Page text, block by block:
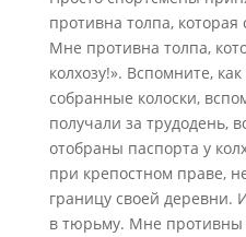
противна толпа, которая
Мне противна толпа,
колхозу!». Вспомните,
собранные колоски,
получали за трудодень,
отобраны паспорта у
при крепостном праве,
границу своей деревни.
в тюрьму. Мне противны